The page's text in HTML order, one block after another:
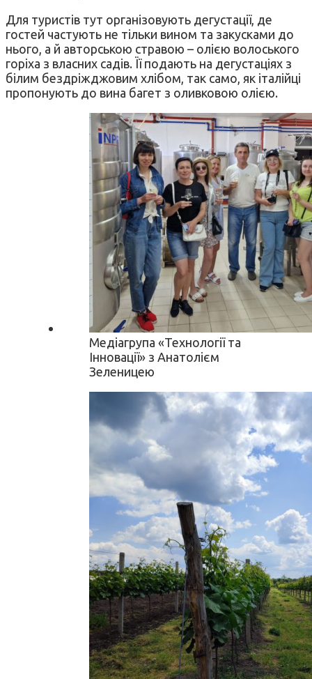
Для туристів тут організовують дегустації, де
гостей частують не тільки вином та закусками до
нього, а й авторською стравою – олією волоського
горіха з власних садів. Її подають на дегустаціях з
білим бездріжджовим хлібом, так само, як італійці
пропонують до вина багет з оливковою олією.
Медіагрупа «Технології та
Інновації» з Анатолієм
Зеленицею